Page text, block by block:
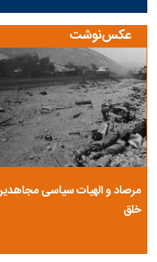
عکس‌نوشت
مرصاد و الهیات سیاسی
خلق